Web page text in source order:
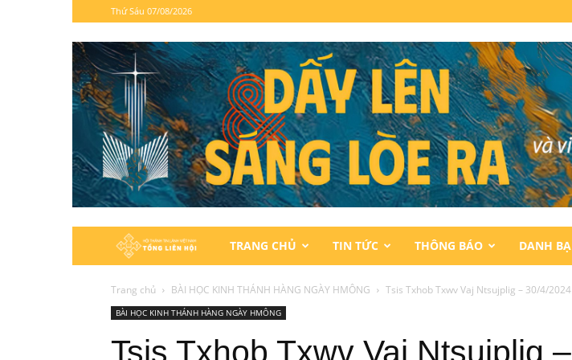
Thứ Sáu 07/08/2026
Hội
Thánh
Tin
TRANG CHỦ TIN TỨC THÔNG BÁO DANH BẠ
Trang chủ BÀI HỌC KINH THÁNH HÀNG NGÀY HMÔNG Tsis Txhob Txwv Vaj Ntsujplig – 30/4/2024
BÀI HỌC KINH THÁNH HÀNG NGÀY HMÔNG
Tsis Txhob Txwv Vaj Ntsujplig –